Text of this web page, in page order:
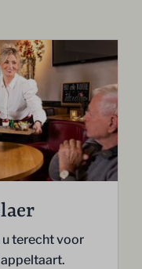
u terecht voor